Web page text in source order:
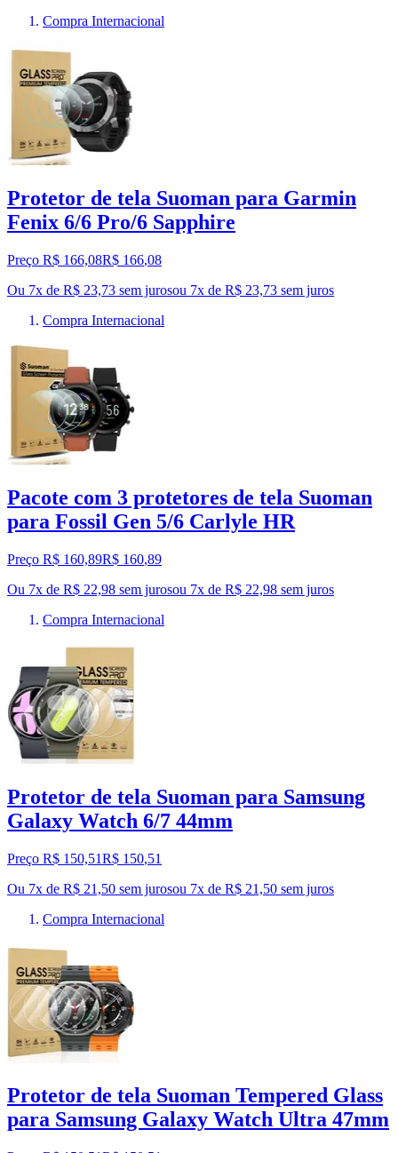
Compra Internacional
Protetor de tela Suoman para Garmin
Fenix 6/6 Pro/6 Sapphire
Preço R$ 166,08R$ 166,08
Ou 7x de R$ 23,73 sem jurosou 7x de R$ 23,73 sem juros
Compra Internacional
Pacote com 3 protetores de tela Suoman
para Fossil Gen 5/6 Carlyle HR
Preço R$ 160,89R$ 160,89
Ou 7x de R$ 22,98 sem jurosou 7x de R$ 22,98 sem juros
Compra Internacional
Protetor de tela Suoman para Samsung
Galaxy Watch 6/7 44mm
Preço R$ 150,51R$ 150,51
Ou 7x de R$ 21,50 sem jurosou 7x de R$ 21,50 sem juros
Compra Internacional
Protetor de tela Suoman Tempered Glass
para Samsung Galaxy Watch Ultra 47mm